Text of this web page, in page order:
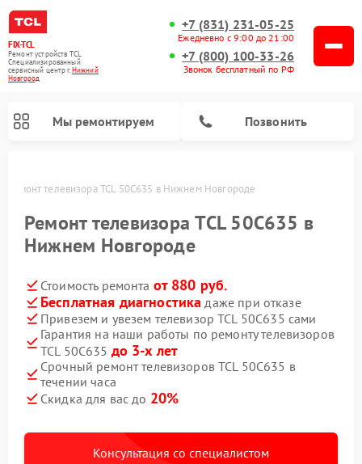
FIX-TCL
Ремонт устройств TCL
Специализированный
cервисный центр г.Нижний
Новгород
+7 (831) 231-05-25
Ежедневно с 9:00 до 21:00
+7 (800) 100-33-26
Звонок бесплатный по РФ
Мы ремонтируем Позвонить
Ремонт телевизора TCL 50C635 в Нижнем Новгороде
Ремонт телевизора TCL 50C635 в
Нижнем Новгороде
Стоимость ремонта от 880 руб.
Бесплатная диагностика даже при отказе
Привезем и увезем телевизор TCL 50C635 сами
Гарантия на наши работы по ремонту телевизоров
TCL 50C635 до 3-х лет
Срочный ремонт телевизоров TCL 50C635 в
течении часа
Скидка для вас до 20%
Консультация со специалистом